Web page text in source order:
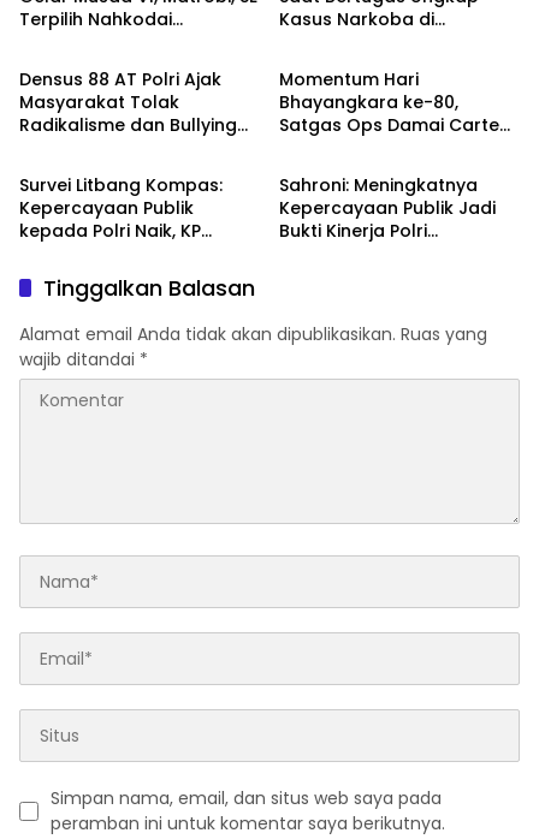
Terpilih Nahkodai
Kasus Narkoba di
Biasa Anumerta
TNI - POLRI
Densus 88 AT Polri Ajak
Masyarakat Tolak
Radikalisme dan Bullying
TNI - POLRI
Momentum Hari
Bhayangkara ke-80,
Satgas Ops Damai Cartenz
Sosial
TNI - POLRI
Survei Litbang Kompas:
Kepercayaan Publik
kepada Polri Naik, KP
Reformasi Berjalan
DPR RI
Sahroni: Meningkatnya
Kepercayaan Publik Jadi
Bukti Kinerja Polri
Tinggalkan Balasan
Alamat email Anda tidak akan dipublikasikan. Ruas yang
wajib ditandai *
Simpan nama, email, dan situs web saya pada
peramban ini untuk komentar saya berikutnya.